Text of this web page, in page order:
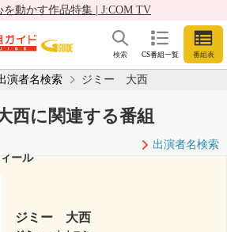
を動かす作品特集 | J:COM TV
CS番組一覧 番組表
検索
演者名検索 ジミー 大西
に関連する番組
出演者名検索
ール
ジミー 大西